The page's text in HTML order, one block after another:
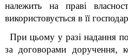
належить на праві
використовується в її
При цьому у разі надання
за договорами доручення,